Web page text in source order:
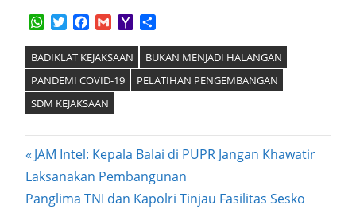
WhatsApp
TwitterFacebook
GmailYahoo
BADIKLAT KEJAKSAAN
BUKAN MENJADI HALANGAN
PANDEMI COVID-19
PELATIHAN PENGEMBANGAN
SDM KEJAKSAAN
Post
navigation
Previous
Post:
JAM Intel: Kepala Balai di PUPR Jangan Khawatir
Laksanakan Pembangunan
Next
Panglima TNI dan Kapolri Tinjau Fasilitas Sesko